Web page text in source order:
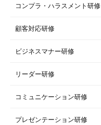
コンプラ・ハラスメント研修
顧客対応研修
ビジネスマナー研修
リーダー研修
コミュニケーション研修
プレゼンテーション研修